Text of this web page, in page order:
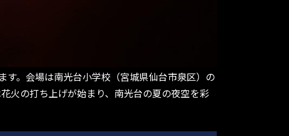
。会場は南光台小学校（宮城県仙台市泉区）の
火の打ち上げが始まり、南光台の夏の夜空を彩